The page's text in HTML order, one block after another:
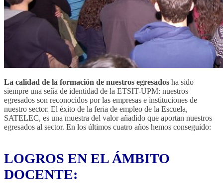
La calidad de la formación de nuestros egresados ha sido
siempre una seña de identidad de la ETSIT-UPM: nuestros
egresados son reconocidos por las empresas e instituciones de
nuestro sector. El éxito de la feria de empleo de la Escuela,
SATELEC, es una muestra del valor añadido que aportan nuestros
egresados al sector. En los últimos cuatro años hemos conseguido:
LOGROS EN EL ÁMBITO
DOCENTE: